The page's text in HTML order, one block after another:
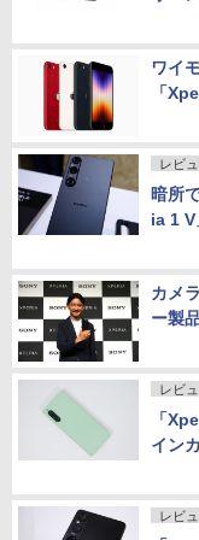
ワイ
「
レビ
暗所
ia 1 V
カメ
ー製
レビ
「
イン
レビ